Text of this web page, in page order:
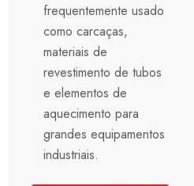
frequentemente usado
como carcaças,
materiais de
revestimento de tubos
e elementos de
aquecimento para
grandes equipamentos
industriais.